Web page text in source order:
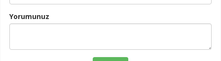
Yorumunuz